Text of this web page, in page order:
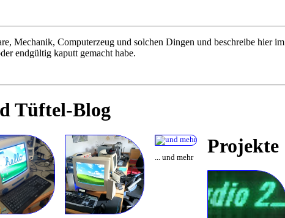
Mechanik, Computerzeug und solchen Dingen und beschreibe hier im
endgültig kaputt gemacht habe.
Tüftel-Blog
... und mehr
Projekte